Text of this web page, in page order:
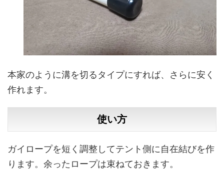
本家のように溝を切るタイプにすれば、さらに安く
作れます。
使い方
ガイロープを短く調整してテント側に自在結びを作
ります。余ったロープは束ねておきます。